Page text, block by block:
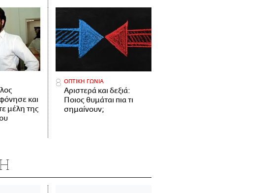
και
μέλη της
ΟΠΤΙΚΗ ΓΩΝΙΑ
Αριστερά και δεξιά:
Ποιος θυμάται πια τι
σημαίνουν;